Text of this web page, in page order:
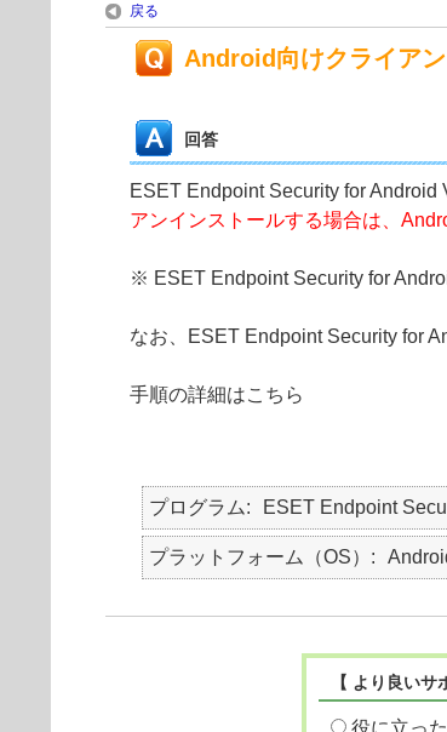
戻る
Android向けクライア
回答
ESET Endpoint Security for
アンインストールする場合は、
※ ESET Endpoint Security for
なお、ESET Endpoint Security for
手順の詳細はこちら
プログラム ESET Endpoint
プラットフォーム（OS）
【 より良い
役に立った